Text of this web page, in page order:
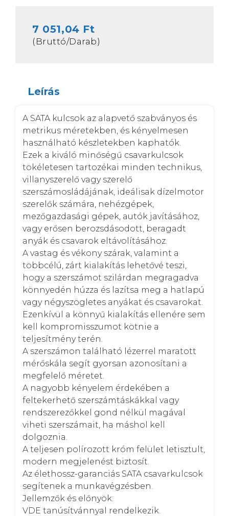
7 051,04 Ft
(Bruttó/Darab)
Leírás
A SATA kulcsok az alapvető szabványos és
metrikus méretekben, és kényelmesen
használható készletekben kaphatók.
Ezek a kiváló minőségű csavarkulcsok
tökéletesen tartozékai minden technikus,
villanyszerelő vagy szerelő
szerszámosládájának, ideálisak dízelmotor
szerelők számára, nehézgépek,
mezőgazdasági gépek, autók javításához,
vagy erősen berozsdásodott, beragadt
anyák és csavarok eltávolításához.
A vastag és vékony szárak, valamint a
többcélú, zárt kialakítás lehetővé teszi,
hogy a szerszámot szilárdan megragadva
könnyedén húzza és lazítsa meg a hatlapú
vagy négyszögletes anyákat és csavarokat.
Ezenkívül a könnyű kialakítás ellenére sem
kell kompromisszumot kötnie a
teljesítmény terén.
A szerszámon található lézerrel maratott
mérőskála segít gyorsan azonosítani a
megfelelő méretet.
A nagyobb kényelem érdekében a
feltekerhető szerszámtáskákkal vagy
rendszerezőkkel gond nélkül magával
viheti szerszámait, ha máshol kell
dolgoznia.
A teljesen polírozott króm felület letisztult,
modern megjelenést biztosít.
Az élethossz-garanciás SATA csavarkulcsok
segítenek a munkavégzésben.
Jellemzők és előnyök:
VDE tanúsítvánnyal rendelkezik.